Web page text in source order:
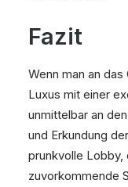
Fazit
Wenn man an
Luxus mit einer
unmittelbar an
und Erkundung
prunkvolle
zuvorkommende